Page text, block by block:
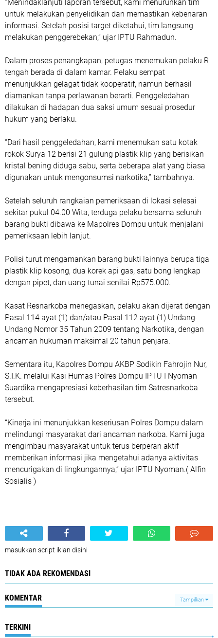
“Menindaklanjuti laporan tersebut, kami menurunkan tim
untuk melakukan penyelidikan dan memastikan kebenaran
informasi. Setelah posisi target diketahui, tim langsung
melakukan penggerebekan,” ujar IPTU Rahmadun.
Dalam proses penangkapan, petugas menemukan pelaku R
tengah berada di dalam kamar. Pelaku sempat
menunjukkan gelagat tidak kooperatif, namun berhasil
diamankan tanpa perlawanan berarti. Penggeledahan
dilakukan di hadapan dua saksi umum sesuai prosedur
hukum yang berlaku.
“Dari hasil penggeledahan, kami menemukan satu kotak
rokok Surya 12 berisi 21 gulung plastik klip yang berisikan
kristal bening diduga sabu, serta beberapa alat yang biasa
digunakan untuk mengonsumsi narkotika,” tambahnya.
Setelah seluruh rangkaian pemeriksaan di lokasi selesai
sekitar pukul 04.00 Wita, terduga pelaku bersama seluruh
barang bukti dibawa ke Mapolres Dompu untuk menjalani
pemeriksaan lebih lanjut.
Polisi turut mengamankan barang bukti lainnya berupa tiga
plastik klip kosong, dua korek api gas, satu bong lengkap
dengan pipet, dan uang tunai senilai Rp575.000.
Kasat Resnarkoba menegaskan, pelaku akan dijerat dengan
Pasal 114 ayat (1) dan/atau Pasal 112 ayat (1) Undang-
Undang Nomor 35 Tahun 2009 tentang Narkotika, dengan
ancaman hukuman maksimal 20 tahun penjara.
Sementara itu, Kapolres Dompu AKBP Sodikin Fahrojin Nur,
S.I.K. melalui Kasi Humas Polres Dompu IPTU I Nyoman
Suardika mengapresiasi keberhasilan tim Satresnarkoba
tersebut.
“Kinerja ini menunjukkan keseriusan Polres Dompu dalam
melindungi masyarakat dari ancaman narkoba. Kami juga
mengimbau masyarakat untuk terus berperan aktif
memberikan informasi jika mengetahui adanya aktivitas
mencurigakan di lingkungannya,” ujar IPTU Nyoman.( Alfin
Sosialis )
masukkan script iklan disini
TIDAK ADA REKOMENDASI
KOMENTAR Tampilkan
TERKINI